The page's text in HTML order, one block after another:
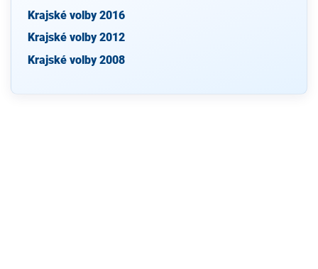
Krajské volby 2016
Krajské volby 2012
Krajské volby 2008